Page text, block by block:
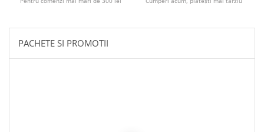
Arta
Ghiozdane si Penare scolare
PACHETE SI PROMOTII